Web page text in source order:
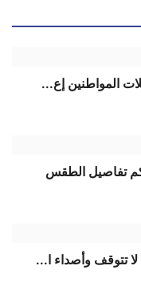
المواطنين إع...
تفاصيل الطقس
تتوقف وأصداء ا...